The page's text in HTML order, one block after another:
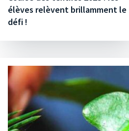
élèves relèvent brillamment le
défi !